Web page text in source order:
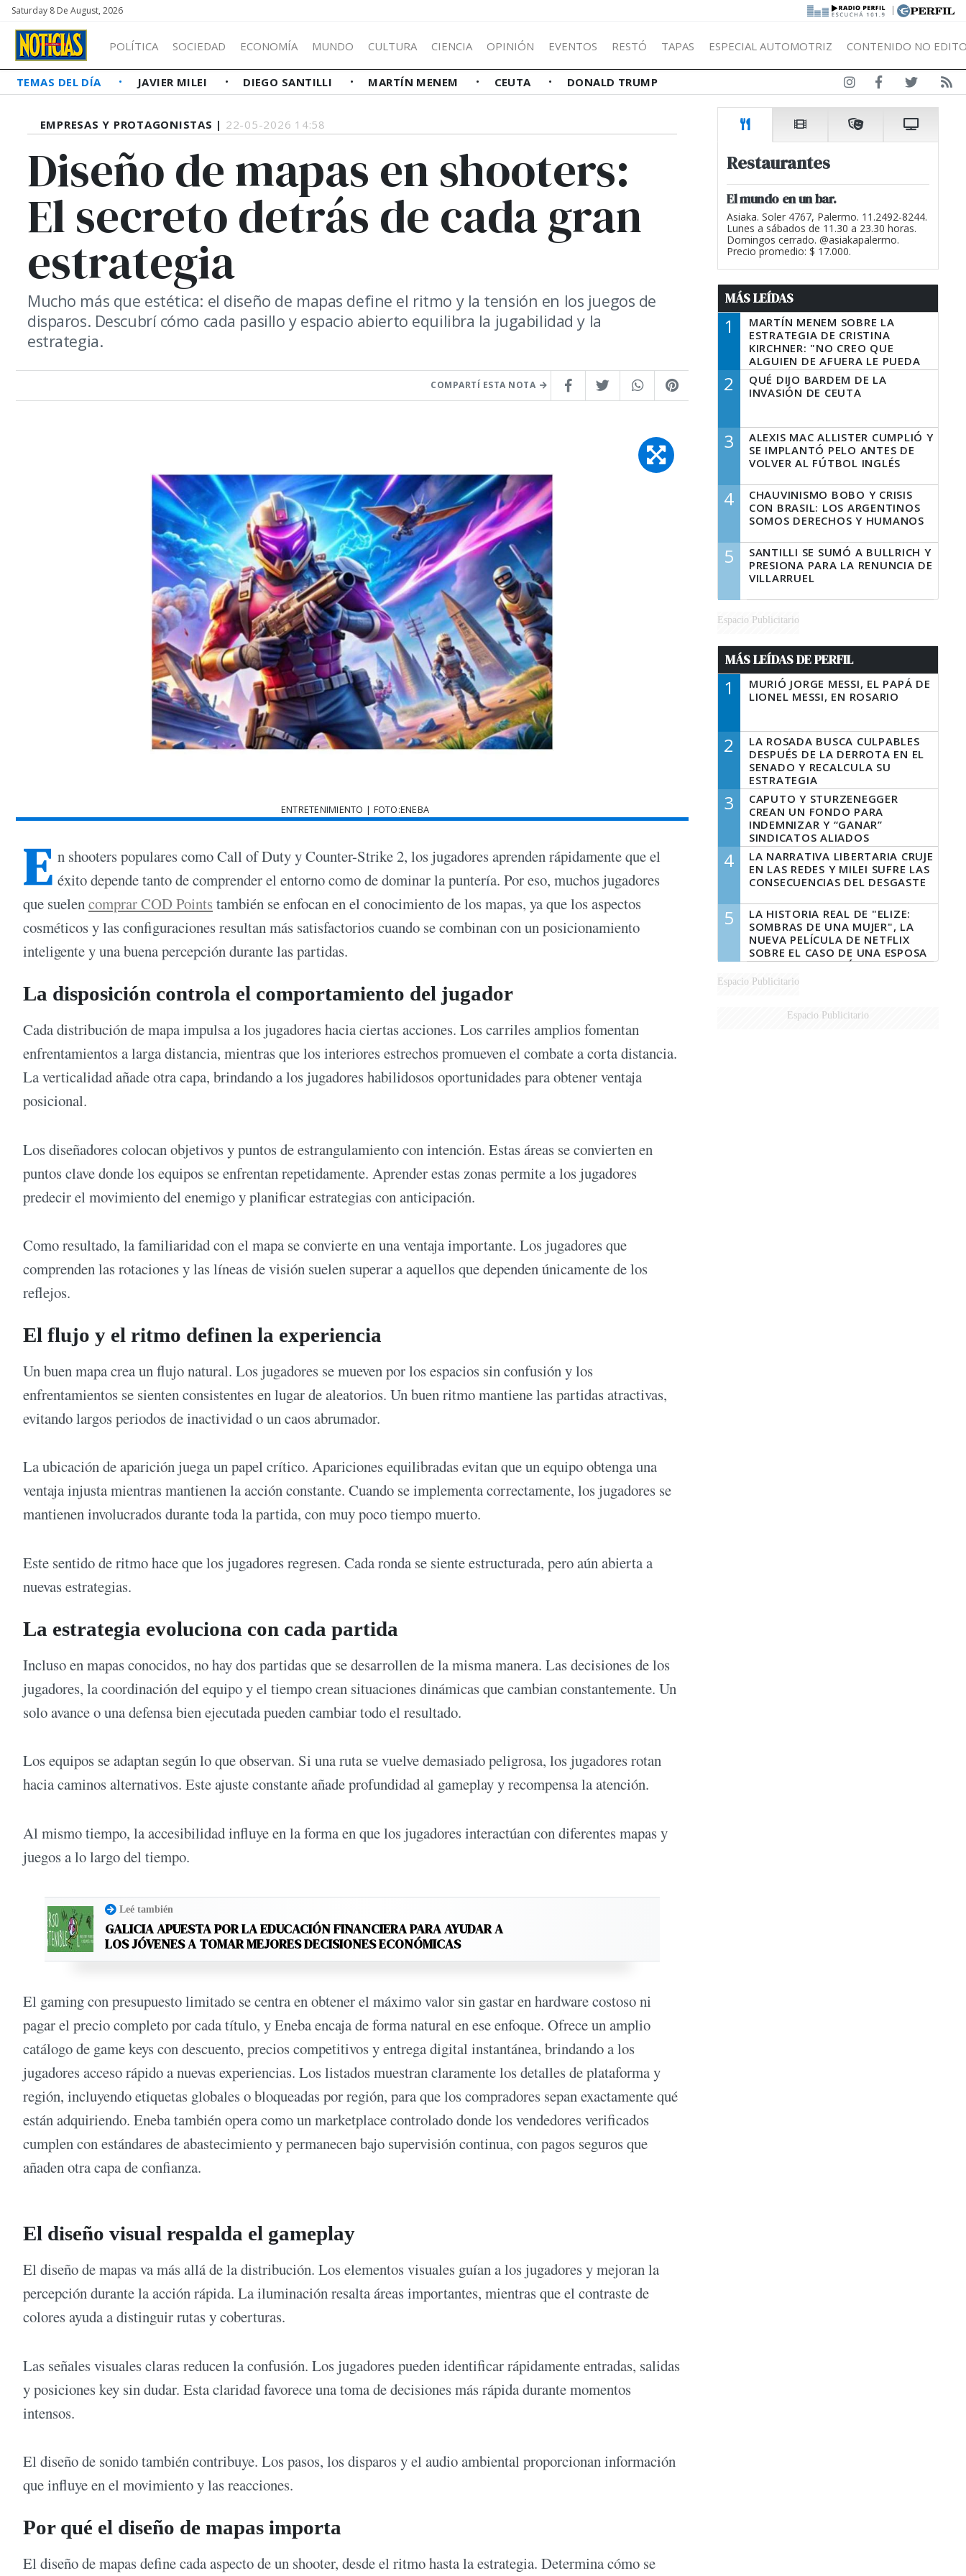
Saturday 8 De August, 2026 |
POLÍTICA SOCIEDAD ECONOMÍA MUNDO CULTURA CIENCIA OPINIÓN EVENTOS RESTÓ TAPAS ESPECIAL AUTOMOTRIZ CONTENIDO NO
TEMAS DEL DÍA JAVIER MILEI DIEGO SANTILLI MARTÍN MENEM CEUTA DONALD TRUMP
EMPRESAS Y PROTAGONISTAS | 22-05-2026 14:58
Diseño de mapas en shooters:
El secreto detrás de cada gran
estrategia
Mucho más que estética: el diseño de mapas define el ritmo y la tensión en los juegos de
disparos. Descubrí cómo cada pasillo y espacio abierto equilibra la jugabilidad y la
estrategia.
COMPARTÍ ESTA NOTA
ENTRETENIMIENTO | FOTO:ENEBA
E n shooters populares como Call of Duty y Counter-Strike 2, los jugadores aprenden rápidamente que el
éxito depende tanto de comprender el entorno como de dominar la puntería. Por eso, muchos jugadores
que suelencomprar COD Points también se enfocan en el conocimiento de los mapas, ya que los aspectos
cosméticos y las configuraciones resultan más satisfactorios cuando se combinan con un posicionamiento
inteligente y una buena percepción durante las partidas.
La disposición controla el comportamiento del jugador
Cada distribución de mapa impulsa a los jugadores hacia ciertas acciones. Los carriles amplios fomentan
enfrentamientos a larga distancia, mientras que los interiores estrechos promueven el combate a corta distancia.
La verticalidad añade otra capa, brindando a los jugadores habilidosos oportunidades para obtener ventaja
posicional.
Los diseñadores colocan objetivos y puntos de estrangulamiento con intención. Estas áreas se convierten en
puntos clave donde los equipos se enfrentan repetidamente. Aprender estas zonas permite a los jugadores
predecir el movimiento del enemigo y planificar estrategias con anticipación.
Como resultado, la familiaridad con el mapa se convierte en una ventaja importante. Los jugadores que
comprenden las rotaciones y las líneas de visión suelen superar a aquellos que dependen únicamente de los
reflejos.
El flujo y el ritmo definen la experiencia
Un buen mapa crea un flujo natural. Los jugadores se mueven por los espacios sin confusión y los
enfrentamientos se sienten consistentes en lugar de aleatorios. Un buen ritmo mantiene las partidas atractivas,
evitando largos periodos de inactividad o un caos abrumador.
La ubicación de aparición juega un papel crítico. Apariciones equilibradas evitan que un equipo obtenga una
ventaja injusta mientras mantienen la acción constante. Cuando se implementa correctamente, los jugadores se
mantienen involucrados durante toda la partida, con muy poco tiempo muerto.
Este sentido de ritmo hace que los jugadores regresen. Cada ronda se siente estructurada, pero aún abierta a
nuevas estrategias.
La estrategia evoluciona con cada partida
Incluso en mapas conocidos, no hay dos partidas que se desarrollen de la misma manera. Las decisiones de los
jugadores, la coordinación del equipo y el tiempo crean situaciones dinámicas que cambian constantemente. Un
solo avance o una defensa bien ejecutada pueden cambiar todo el resultado.
Los equipos se adaptan según lo que observan. Si una ruta se vuelve demasiado peligrosa, los jugadores rotan
hacia caminos alternativos. Este ajuste constante añade profundidad al gameplay y recompensa la atención.
Al mismo tiempo, la accesibilidad influye en la forma en que los jugadores interactúan con diferentes mapas y
juegos a lo largo del tiempo.
Leé también
GALICIA APUESTA POR LA EDUCACIÓN FINANCIERA PARA AYUDAR A
LOS JÓVENES A TOMAR MEJORES DECISIONES ECONÓMICAS
El gaming con presupuesto limitado se centra en obtener el máximo valor sin gastar en hardware costoso ni
pagar el precio completo por cada título, y Eneba encaja de forma natural en ese enfoque. Ofrece un amplio
catálogo de game keys con descuento, precios competitivos y entrega digital instantánea, brindando a los
jugadores acceso rápido a nuevas experiencias. Los listados muestran claramente los detalles de plataforma y
región, incluyendo etiquetas globales o bloqueadas por región, para que los compradores sepan exactamente qué
están adquiriendo. Eneba también opera como un marketplace controlado donde los vendedores verificados
cumplen con estándares de abastecimiento y permanecen bajo supervisión continua, con pagos seguros que
añaden otra capa de confianza.
El diseño visual respalda el gameplay
El diseño de mapas va más allá de la distribución. Los elementos visuales guían a los jugadores y mejoran la
percepción durante la acción rápida. La iluminación resalta áreas importantes, mientras que el contraste de
colores ayuda a distinguir rutas y coberturas.
Las señales visuales claras reducen la confusión. Los jugadores pueden identificar rápidamente entradas, salidas
y posiciones key sin dudar. Esta claridad favorece una toma de decisiones más rápida durante momentos
intensos.
El diseño de sonido también contribuye. Los pasos, los disparos y el audio ambiental proporcionan información
que influye en el movimiento y las reacciones.
Por qué el diseño de mapas importa
El diseño de mapas define cada aspecto de un shooter, desde el ritmo hasta la estrategia. Determina cómo se
Restaurantes
El mundo en un bar.
Asiaka. Soler 4767, Palermo. 11.2492-8244.
Lunes a sábados de 11.30 a 23.30 horas.
Domingos cerrado. @asiakapalermo.
Precio promedio: $ 17.000.
MÁS LEÍDAS
1
MARTÍN MENEM SOBRE LA
ESTRATEGIA DE CRISTINA
KIRCHNER: "NO CREO QUE
ALGUIEN DE AFUERA LE PUEDA
DECIR A LA JUSTICIA LO QUE
TIENE QUE HACER"
2
QUÉ DIJO BARDEM DE LA
INVASIÓN DE CEUTA
3
ALEXIS MAC ALLISTER CUMPLIÓ Y
SE IMPLANTÓ PELO ANTES DE
VOLVER AL FÚTBOL INGLÉS
4
CHAUVINISMO BOBO Y CRISIS
CON BRASIL: LOS ARGENTINOS
SOMOS DERECHOS Y HUMANOS
5
SANTILLI SE SUMÓ A BULLRICH Y
PRESIONA PARA LA RENUNCIA DE
VILLARRUEL
Espacio Publicitario
MÁS LEÍDAS DE PERFIL
1
MURIÓ JORGE MESSI, EL PAPÁ DE
LIONEL MESSI, EN ROSARIO
2
LA ROSADA BUSCA CULPABLES
DESPUÉS DE LA DERROTA EN EL
SENADO Y RECALCULA SU
ESTRATEGIA
3
CAPUTO Y STURZENEGGER
CREAN UN FONDO PARA
INDEMNIZAR Y “GANAR”
SINDICATOS ALIADOS
4
LA NARRATIVA LIBERTARIA CRUJE
EN LAS REDES Y MILEI SUFRE LAS
CONSECUENCIAS DEL DESGASTE
5
LA HISTORIA REAL DE "ELIZE:
SOMBRAS DE UNA MUJER", LA
NUEVA PELÍCULA DE NETFLIX
SOBRE EL CASO DE UNA ESPOSA
QUE DESCUARTIZÓ A SU
MARIDO
Espacio Publicitario
Espacio Publicitario